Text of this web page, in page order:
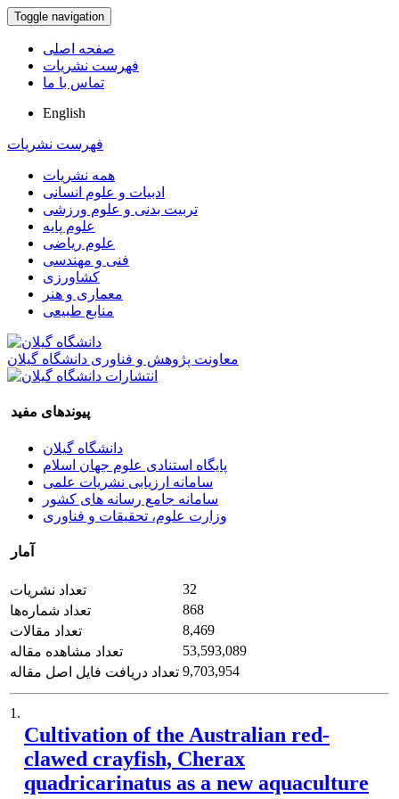
Toggle navigation
صفحه اصلی
فهرست نشریات
تماس با ما
English
فهرست نشریات
همه نشریات
ادبیات و علوم انسانی
تربیت بدنی و علوم ورزشی
علوم پایه
علوم ریاضی
فنی و مهندسی
کشاورزی
معماری و هنر
منابع طبیعی
معاونت پژوهش و فناوری دانشگاه گیلان
پیوندهای مفید
دانشگاه گیلان
پایگاه استنادی علوم جهان اسلام
سامانه ارزیابی نشریات علمی
سامانه جامع رسانه های کشور
وزارت علوم، تحقیقات و فناوری
آمار
تعداد نشریات
32
تعداد شماره‌ها
868
تعداد مقالات
8,469
تعداد مشاهده مقاله
53,593,089
تعداد دریافت فایل اصل مقاله 9,703,954
1.
Cultivation of the Australian red-
clawed crayfish, Cherax
quadricarinatus as a new aquaculture